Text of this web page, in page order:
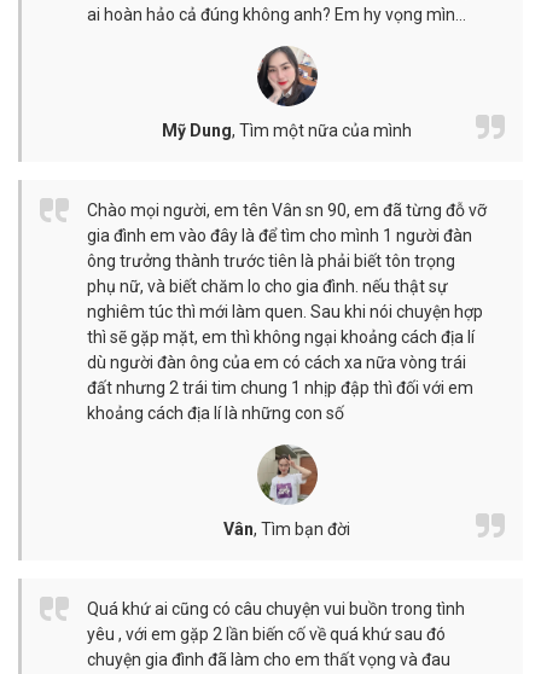
ai hoàn hảo cả đúng không anh? Em hy vọng mìn…
Mỹ Dung, Tìm một nữa của mình
Chào mọi người, em tên Vân sn 90, em đã từng đỗ vỡ
gia đình em vào đây là để tìm cho mình 1 người đàn
ông trưởng thành trước tiên là phải biết tôn trọng
phụ nữ, và biết chăm lo cho gia đình. nếu thật sự
nghiêm túc thì mới làm quen. Sau khi nói chuyện hợp
thì sẽ gặp mặt, em thì không ngại khoảng cách địa lí
dù người đàn ông của em có cách xa nữa vòng trái
đất nhưng 2 trái tim chung 1 nhịp đập thì đối với em
khoảng cách địa lí là những con số
Vân, Tìm bạn đời
Quá khứ ai cũng có câu chuyện vui buồn trong tình
yêu , với em gặp 2 lần biến cố về quá khứ sau đó
chuyện gia đình đã làm cho em thất vọng và đau